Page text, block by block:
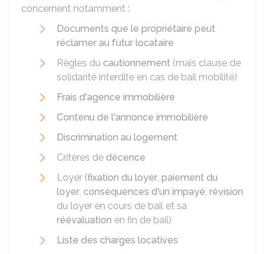
concernent notamment :
Documents que le propriétaire peut
réclamer au futur locataire
Règles du cautionnement (mais clause de
solidarité interdite en cas de bail mobilité)
Frais d'agence immobilière
Contenu de l'annonce immobilière
Discrimination au logement
Critères de décence
Loyer (fixation du loyer, paiement du
loyer, conséquences d'un impayé, révision
du loyer en cours de bail et sa
réévaluation en fin de bail)
Liste des charges locatives